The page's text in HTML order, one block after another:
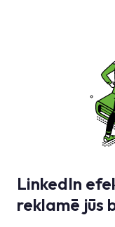
LinkedIn
reklamē jūs